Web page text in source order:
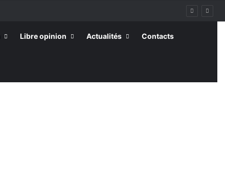
Libre opinion Actualités Contacts